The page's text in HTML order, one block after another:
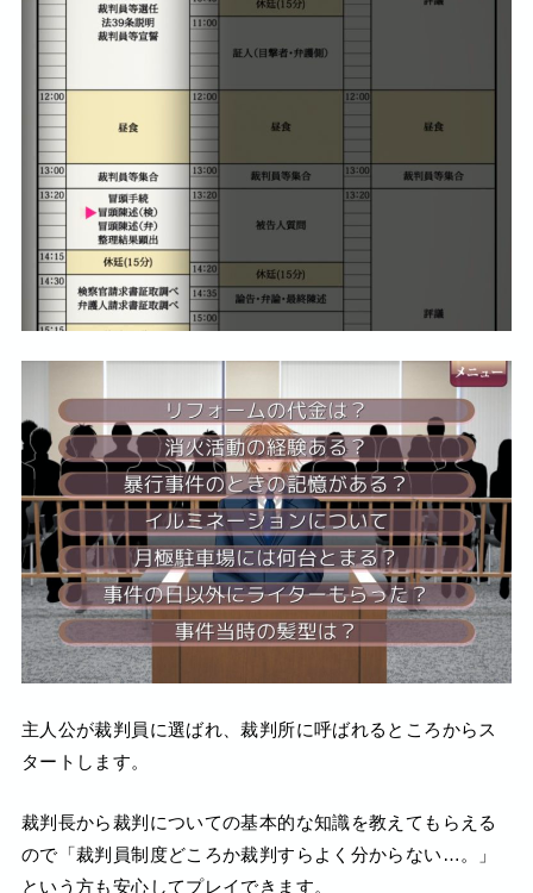
主人公が裁判員に選ばれ、裁判所に呼ばれるところからス
タートします。
裁判長から裁判についての基本的な知識を教えてもらえる
ので「裁判員制度どころか裁判すらよく分からない…。」
という方も安心してプレイできます。